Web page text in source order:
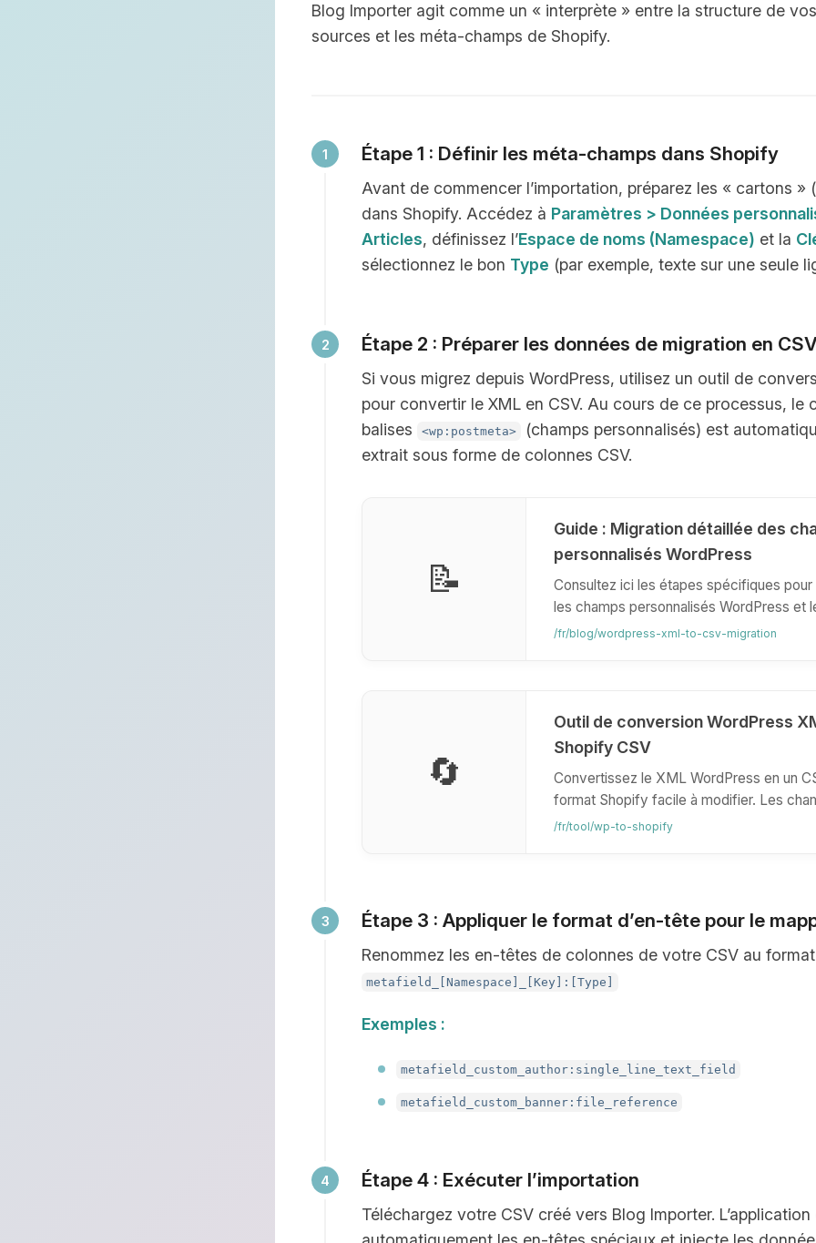
Blog Importer agit comme un « interprète » entre la structure de
sources et les méta-champs de Shopify.
Étape 1 : Définir les méta-champs dans Shopify
Avant de commencer l’importation, préparez les « cartons »
dans Shopify. Accédez à Paramètres > Données
Articles, définissez l’Espace de noms (Namespace) et la
sélectionnez le bon Type (par exemple, texte sur une seule
Étape 2 : Préparer les données de migration en
Si vous migrez depuis WordPress, utilisez un outil de
pour convertir le XML en CSV. Au cours de ce processus, le
balises
<wp:postmeta>
(champs personnalisés) est
extrait sous forme de colonnes CSV.
📝
Guide : Migration détaillée des
personnalisés WordPress
Consultez ici les étapes spécifiques pour
les champs personnalisés WordPress et
convertir en données CSV prêtes pour
/fr/blog/wordpress-xml-to-csv-migration
🔄
Outil de conversion WordPress
Shopify CSV
Convertissez le XML WordPress en un
format Shopify facile à modifier. Les
personnalisés sont automatiquement
/fr/tool/wp-to-shopify
Étape 3 : Appliquer le format d’en-tête pour le
Renommez les en-têtes de colonnes de votre CSV au
metafield_[Namespace]_[Key]:[Type]
Exemples :
metafield_custom_author:single_line_text_field
metafield_custom_banner:file_reference
Étape 4 : Exécuter l’importation
Téléchargez votre CSV créé vers Blog Importer.